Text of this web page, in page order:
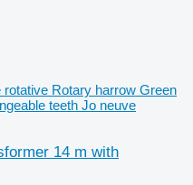
rotative Rotary harrow Green
teeth Jo neuve
14 m with